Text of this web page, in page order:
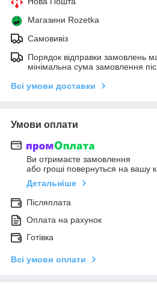
Магазини Rozetka
Самовивіз
Порядок відправки замовлень
мінімальна сума замовлення
Всі умови доставки
Умови оплати
Ви отримаєте замовлення
або гроші повернуться на вашу
Детальніше
Післяплата
Оплата на рахунок
Готівка
Всі умови оплати